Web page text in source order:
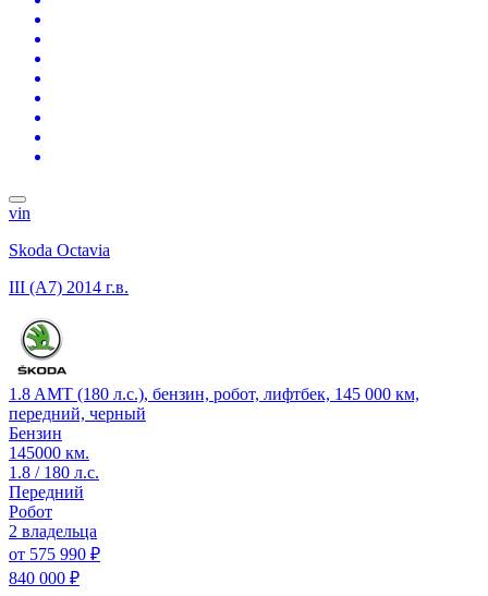
vin
Skoda Octavia
III (A7) 2014 г.в.
1.8 AMT (180 л.с.), бензин, робот, лифтбек, 145 000 км,
передний, черный
Бензин
145000 км.
1.8 / 180 л.с.
Передний
Робот
2 владельца
от 575 990 ₽
840 000 ₽